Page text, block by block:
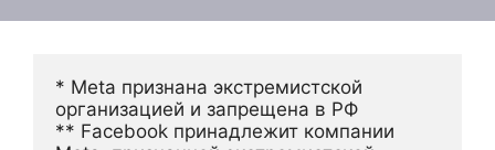
* Meta признана экстремистской
организацией и запрещена в РФ
** Facebook принадлежит компании